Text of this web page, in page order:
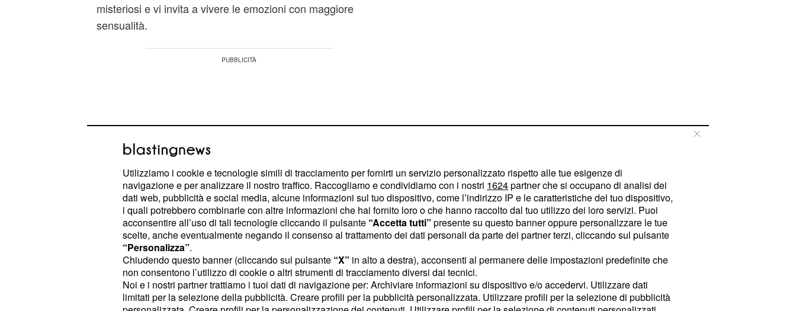
misteriosi e vi invita a vivere le emozioni con maggiore
sensualità.
Una Venere in quadraturaraffredda un po' i sentimenti ma
potrete contare sempre Marte, che come un uragano,
stravolge la vostra vitalità aprendovi a sensazioni positive.
Utilizziamo i cookie e tecnologie simili di tracciamento per fornirti un servizio personalizzato rispetto alle tue esigenze di
navigazione e per analizzare il nostro traffico. Raccogliamo e condividiamo con i nostri 1624partner che si occupano di analisi dei
dati web, pubblicità e social media, alcune informazioni sul tuo dispositivo, come l’indirizzo IP e le caratteristiche del tuo dispositivo,
i quali potrebbero combinarle con altre informazioni che hai fornito loro o che hanno raccolto dal tuo utilizzo dei loro servizi. Puoi
acconsentire all’uso di tali tecnologie cliccando il pulsante “Accetta tutti” presente su questo banner oppure personalizzare le tue
scelte, anche eventualmente negando il consenso al trattamento dei dati personali da parte dei partner terzi, cliccando sul pulsante
“Personalizza”.
Chiudendo questo banner (cliccando sul pulsante “X” in alto a destra), acconsenti al permanere delle impostazioni predefinite che
non consentono l’utilizzo di cookie o altri strumenti di tracciamento diversi dai tecnici.
Noi e i nostri partner trattiamo i tuoi dati di navigazione per: Archiviare informazioni su dispositivo e/o accedervi. Utilizzare dati
limitati per la selezione della pubblicità. Creare profili per la pubblicità personalizzata. Utilizzare profili per la selezione di pubblicità